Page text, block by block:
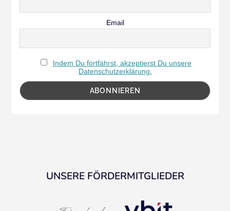
Email
Indem Du fortfährst, akzeptierst Du unsere
Datenschutzerklärung.
UNSERE FÖRDERMITGLIEDER